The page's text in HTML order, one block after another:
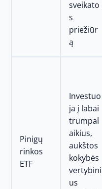
sveikato
s
priežiūr
ą
Pinigų
rinkos
ETF
Investuo
ja į labai
trumpal
aikius,
aukštos
kokybės
vertybini
us